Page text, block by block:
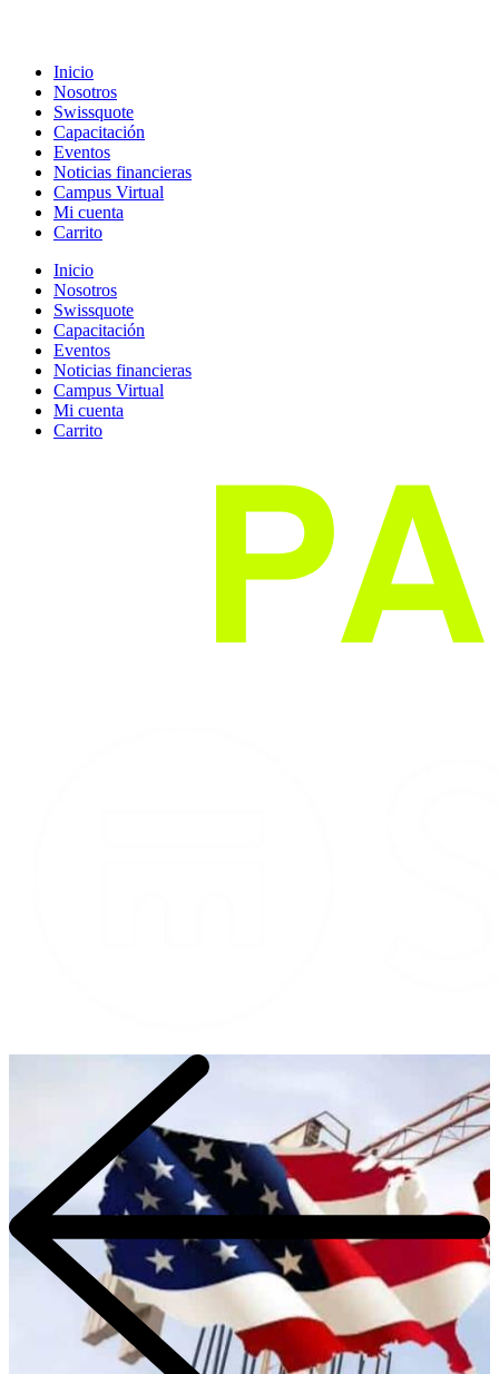
Inicio
Nosotros
Swissquote
Capacitación
Eventos
Noticias financieras
Campus Virtual
Mi cuenta
Carrito
Inicio
Nosotros
Swissquote
Capacitación
Eventos
Noticias financieras
Campus Virtual
Mi cuenta
Carrito